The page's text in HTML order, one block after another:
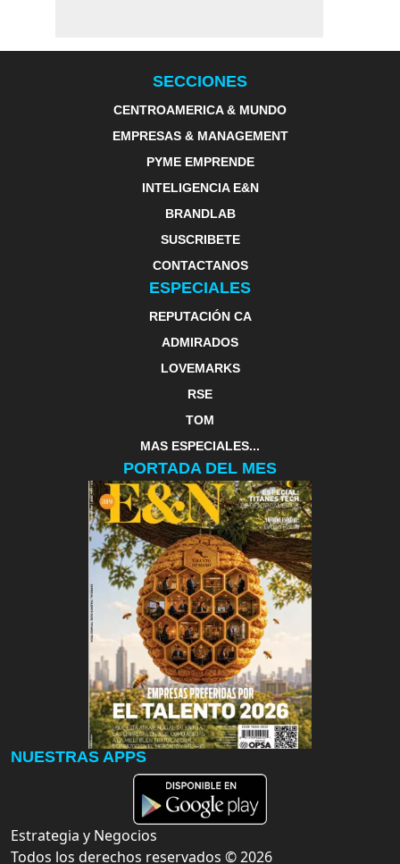
SECCIONES
CENTROAMERICA & MUNDO
EMPRESAS & MANAGEMENT
PYME EMPRENDE
INTELIGENCIA E&N
BRANDLAB
SUSCRIBETE
CONTACTANOS
ESPECIALES
REPUTACIÓN CA
ADMIRADOS
LOVEMARKS
RSE
TOM
MAS ESPECIALES...
PORTADA DEL MES
NUESTRAS APPS
Estrategia y Negocios
Todos los derechos reservados ©2026